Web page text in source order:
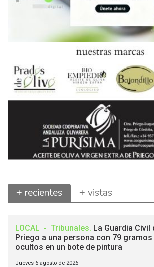
+ recientes + vistas
LOCAL - Tribunales. La Guardia Civil
Priego a una persona con 79
ocultos en un bote de pintura
Jueves 6 agosto de 2026